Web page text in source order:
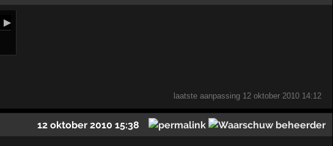
▶
laatste aanpassing 12 oktober 2010 14:12
12 oktober 2010 15:38